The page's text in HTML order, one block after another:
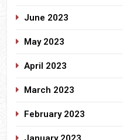
June 2023
May 2023
April 2023
March 2023
February 2023